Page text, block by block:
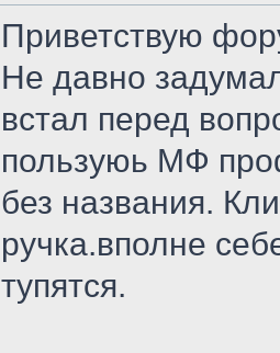
Приветствую
Не давно
встал перед
пользуюь МФ
без названия.
ручка.вполне
тупятся.